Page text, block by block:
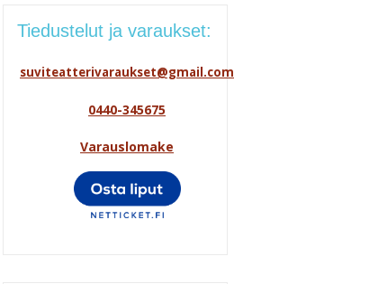
Tiedustelut ja varaukset:
suviteatterivaraukset@gmail.com
0440-345675
Varauslomake